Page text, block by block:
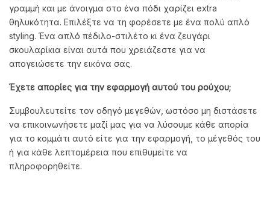
γραμμή και με άνοιγμα στο ένα πόδι χαρίζει extra
θηλυκότητα. Επιλέξτε να τη φορέσετε με ένα πολύ απλό
styling. Ένα απλό πέδιλο-στιλέτο κι ένα ζευγάρι
σκουλαρίκια είναι αυτά που χρειάζεστε για να
απογειώσετε την εικόνα σας.
Έχετε απορίες για την εφαρμογή αυτού του ρούχου;
Συμβουλευτείτε τον οδηγό μεγεθών, ωστόσο μη διστάσετε
να επικοινωνήσετε μαζί μας για να λύσουμε κάθε απορία
για το κομμάτι αυτό είτε για την εφαρμογή, το μέγεθός του
ή για κάθε λεπτομέρεια που επιθυμείτε να
πληροφορηθείτε.